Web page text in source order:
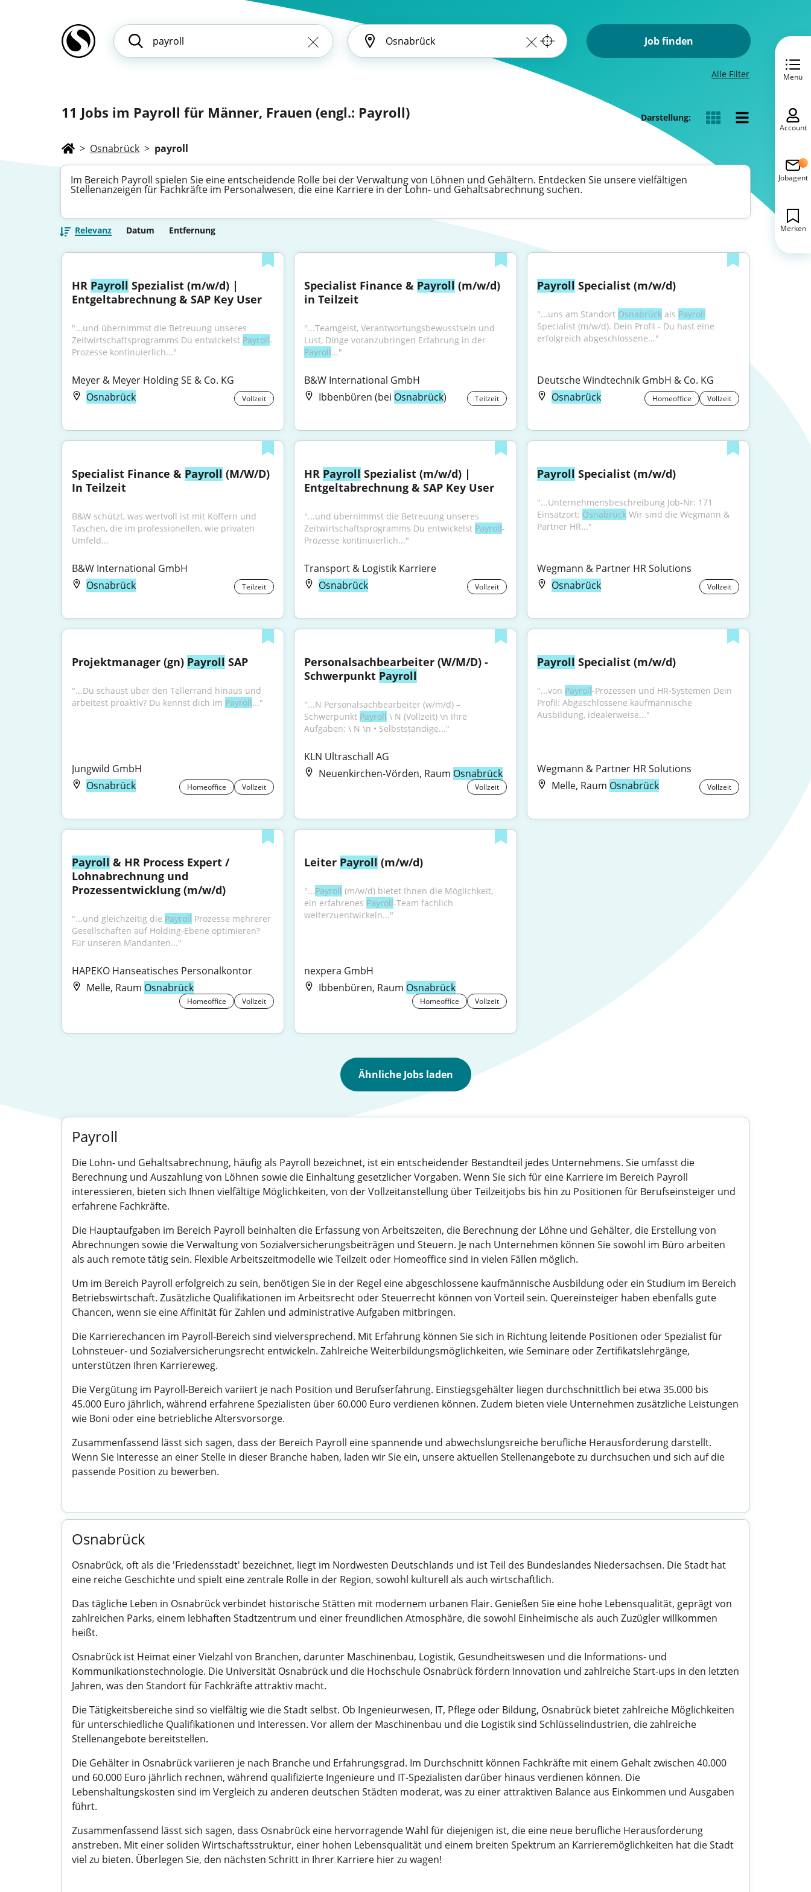
Job finden
Alle Filter
11 Jobs im Payroll für Männer, Frauen (engl.: Payroll) Darstellung:
> Osnabrück > payroll
Im Bereich Payroll spielen Sie eine entscheidende Rolle bei der Verwaltung von Löhnen und Gehältern. Entdecken Sie unsere vielfältigen
Stellenanzeigen für Fachkräfte im Personalwesen, die eine Karriere in der Lohn- und Gehaltsabrechnung suchen.
Relevanz Datum Entfernung
HR Payroll Spezialist (m/w/d) |
Entgeltabrechnung & SAP Key User
"...und übernimmst die Betreuung unseres
Zeitwirtschaftsprogramms Du entwickelst Payroll-
Prozesse kontinuierlich..."
Meyer & Meyer Holding SE & Co. KG
Osnabrück
Vollzeit
Specialist Finance & Payroll (m/w/d)
in Teilzeit
"...Teamgeist, Verantwortungsbewusstsein und
Payroll..."
B&W International GmbH
Ibbenbüren (bei Osnabrück) Teilzeit
Payroll Specialist (m/w/d)
"...uns am Standort Osnabrück als Payroll
Specialist (m/w/d). Dein Profil - Du hast eine
erfolgreich abgeschlossene..."
Deutsche Windtechnik GmbH & Co. KG
Osnabrück
Homeoffice Vollzeit
Specialist Finance & Payroll (M/W/D)
In Teilzeit
B&W schützt, was wertvoll ist mit Koffern und
Taschen, die im professionellen, wie privaten
Umfeld...
B&W International GmbH
Osnabrück
Teilzeit
HR Payroll Spezialist (m/w/d) |
Entgeltabrechnung & SAP Key User
"...und übernimmst die Betreuung unseres
Zeitwirtschaftsprogramms Du entwickelst Payroll-
Prozesse kontinuierlich..."
Transport & Logistik Karriere
Osnabrück
Vollzeit
Payroll Specialist (m/w/d)
"...Unternehmensbeschreibung Job-Nr: 171
Einsatzort: Osnabrück Wir sind die Wegmann &
Partner HR..."
Wegmann & Partner HR Solutions
Osnabrück
Vollzeit
Projektmanager (gn) Payroll SAP
"...Du schaust über den Tellerrand hinaus und
arbeitest proaktiv? Du kennst dich im Payroll..."
Jungwild GmbH
Osnabrück
Homeoffice Vollzeit
Personalsachbearbeiter (W/M/D) -
Schwerpunkt Payroll
"...N Personalsachbearbeiter (w/m/d) –
Schwerpunkt Payroll \ N (Vollzeit) \n Ihre
Aufgaben: \ N \n • Selbstständige..."
KLN Ultraschall AG
Neuenkirchen-Vörden, Raum Osnabrück
Vollzeit
Payroll Specialist (m/w/d)
"...von Payroll-Prozessen und HR-Systemen Dein
Profil: Abgeschlossene kaufmännische
Ausbildung, idealerweise..."
Wegmann & Partner HR Solutions
Melle, Raum Osnabrück Vollzeit
Payroll & HR Process Expert /
Lohnabrechnung und
Prozessentwicklung (m/w/d)
"...und gleichzeitig die Payroll Prozesse mehrerer
Gesellschaften auf Holding-Ebene optimieren?
Für unseren Mandanten..."
HAPEKO Hanseatisches Personalkontor
Melle, Raum Osnabrück
Homeoffice Vollzeit
Leiter Payroll (m/w/d)
"...Payroll (m/w/d) bietet Ihnen die Möglichkeit,
ein erfahrenes Payroll-Team fachlich
weiterzuentwickeln..."
nexpera GmbH
Ibbenbüren, Raum Osnabrück
Homeoffice Vollzeit
Ähnliche Jobs laden
Payroll
Die Lohn- und Gehaltsabrechnung, häufig als Payroll bezeichnet, ist ein entscheidender Bestandteil jedes Unternehmens. Sie umfasst die
Berechnung und Auszahlung von Löhnen sowie die Einhaltung gesetzlicher Vorgaben. Wenn Sie sich für eine Karriere im Bereich Payroll
interessieren, bieten sich Ihnen vielfältige Möglichkeiten, von der Vollzeitanstellung über Teilzeitjobs bis hin zu Positionen für Berufseinsteiger und
erfahrene Fachkräfte.
Die Hauptaufgaben im Bereich Payroll beinhalten die Erfassung von Arbeitszeiten, die Berechnung der Löhne und Gehälter, die Erstellung von
Abrechnungen sowie die Verwaltung von Sozialversicherungsbeiträgen und Steuern. Je nach Unternehmen können Sie sowohl im Büro arbeiten
als auch remote tätig sein. Flexible Arbeitszeitmodelle wie Teilzeit oder Homeoffice sind in vielen Fällen möglich.
Um im Bereich Payroll erfolgreich zu sein, benötigen Sie in der Regel eine abgeschlossene kaufmännische Ausbildung oder ein Studium im Bereich
Betriebswirtschaft. Zusätzliche Qualifikationen im Arbeitsrecht oder Steuerrecht können von Vorteil sein. Quereinsteiger haben ebenfalls gute
Chancen, wenn sie eine Affinität für Zahlen und administrative Aufgaben mitbringen.
Die Karrierechancen im Payroll-Bereich sind vielversprechend. Mit Erfahrung können Sie sich in Richtung leitende Positionen oder Spezialist für
Lohnsteuer- und Sozialversicherungsrecht entwickeln. Zahlreiche Weiterbildungsmöglichkeiten, wie Seminare oder Zertifikatslehrgänge,
unterstützen Ihren Karriereweg.
Die Vergütung im Payroll-Bereich variiert je nach Position und Berufserfahrung. Einstiegsgehälter liegen durchschnittlich bei etwa 35.000 bis
45.000 Euro jährlich, während erfahrene Spezialisten über 60.000 Euro verdienen können. Zudem bieten viele Unternehmen zusätzliche Leistungen
wie Boni oder eine betriebliche Altersvorsorge.
Zusammenfassend lässt sich sagen, dass der Bereich Payroll eine spannende und abwechslungsreiche berufliche Herausforderung darstellt.
Wenn Sie Interesse an einer Stelle in dieser Branche haben, laden wir Sie ein, unsere aktuellen Stellenangebote zu durchsuchen und sich auf die
passende Position zu bewerben.
Osnabrück
Osnabrück, oft als die 'Friedensstadt' bezeichnet, liegt im Nordwesten Deutschlands und ist Teil des Bundeslandes Niedersachsen. Die Stadt hat
eine reiche Geschichte und spielt eine zentrale Rolle in der Region, sowohl kulturell als auch wirtschaftlich.
Das tägliche Leben in Osnabrück verbindet historische Stätten mit modernem urbanen Flair. Genießen Sie eine hohe Lebensqualität, geprägt von
zahlreichen Parks, einem lebhaften Stadtzentrum und einer freundlichen Atmosphäre, die sowohl Einheimische als auch Zuzügler willkommen
heißt.
Osnabrück ist Heimat einer Vielzahl von Branchen, darunter Maschinenbau, Logistik, Gesundheitswesen und die Informations- und
Kommunikationstechnologie. Die Universität Osnabrück und die Hochschule Osnabrück fördern Innovation und zahlreiche Start-ups in den letzten
Jahren, was den Standort für Fachkräfte attraktiv macht.
Die Tätigkeitsbereiche sind so vielfältig wie die Stadt selbst. Ob Ingenieurwesen, IT, Pflege oder Bildung, Osnabrück bietet zahlreiche Möglichkeiten
für unterschiedliche Qualifikationen und Interessen. Vor allem der Maschinenbau und die Logistik sind Schlüsselindustrien, die zahlreiche
Stellenangebote bereitstellen.
Die Gehälter in Osnabrück variieren je nach Branche und Erfahrungsgrad. Im Durchschnitt können Fachkräfte mit einem Gehalt zwischen 40.000
und 60.000 Euro jährlich rechnen, während qualifizierte Ingenieure und IT-Spezialisten darüber hinaus verdienen können. Die
Lebenshaltungskosten sind im Vergleich zu anderen deutschen Städten moderat, was zu einer attraktiven Balance aus Einkommen und Ausgaben
führt.
Zusammenfassend lässt sich sagen, dass Osnabrück eine hervorragende Wahl für diejenigen ist, die eine neue berufliche Herausforderung
anstreben. Mit einer soliden Wirtschaftsstruktur, einer hohen Lebensqualität und einem breiten Spektrum an Karrieremöglichkeiten hat die Stadt
viel zu bieten. Überlegen Sie, den nächsten Schritt in Ihrer Karriere hier zu wagen!
Menü
Account
Jobagent
Merken